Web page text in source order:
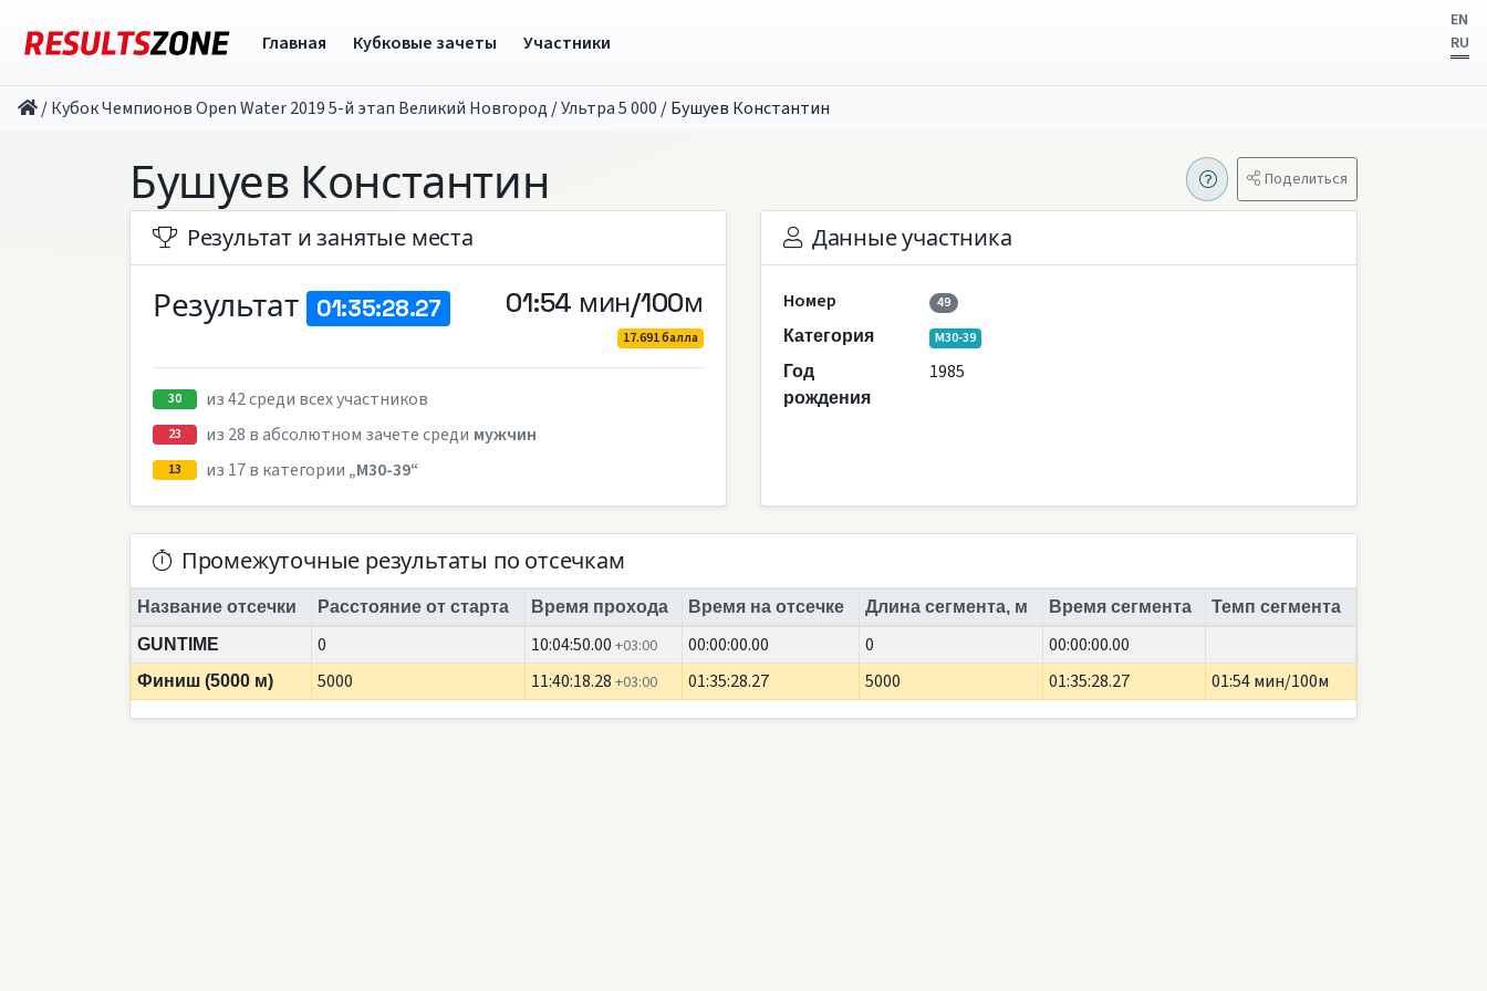
Главная Кубковые зачеты Участники
EN
RU
/Кубок Чемпионов Open Water 2019 5-й этап Великий Новгород /Ультра 5 000 /Бушуев Константин
Бушуев Константин Поделиться
Результат и занятые места
Результат 01:35:28.27 01:54 мин/100м
17.691 балла
30 из 42 среди всех участников
23 из 28 в абсолютном зачете среди мужчин
13 из 17 в категории „M30-39“
Данные участника
Номер
49
Категория
M30-39
Год
рождения
1985
Промежуточные результаты по отсечкам
Название отсечки Расстояние от старта Время прохода Время на отсечке Длина сегмента, м Время сегмента
Темп сегмента
GUNTIME
0 10:04:50.00 +03:00 00:00:00.00 0 00:00:00.00
Финиш (5000 м) 5000 11:40:18.28 +03:00 01:35:28.27 5000 01:35:28.27 01:54 мин/100м